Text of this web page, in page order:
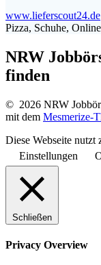
www.lieferscout24.de
Pizza, Schuhe,
NRW
finden
© 2026 NRW
mit dem Mesmerize-
Diese Webseite nutzt
Einstellungen
Schließen
Privacy Overview